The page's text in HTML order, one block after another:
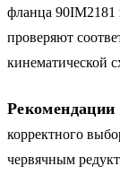
фланца 90IM2181
проверяют
кинематической
Рекомендации
корректного
червячным